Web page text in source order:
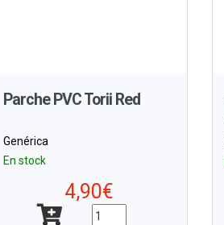
Parche PVC Torii Red
Genérica
En stock
4,90€